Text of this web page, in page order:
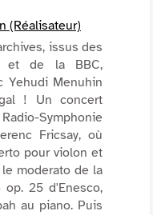
(Réalisateur)
issus des
et de la BBC,
Yehudi Menuhin
! Un concert
Symphonie
Fricsay, où
pour violon et
moderato de la
25 d'Enesco,
au piano. Puis